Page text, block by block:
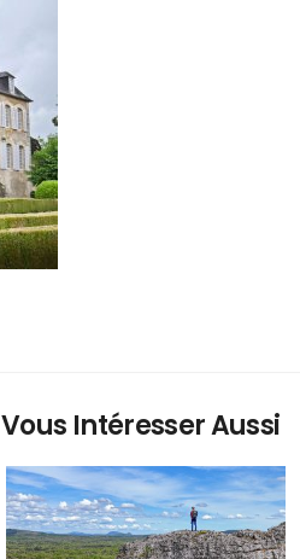
Intéresser Aussi